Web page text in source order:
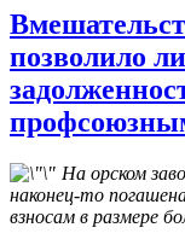
позволило
На орском
наконец-то
взносам в размере